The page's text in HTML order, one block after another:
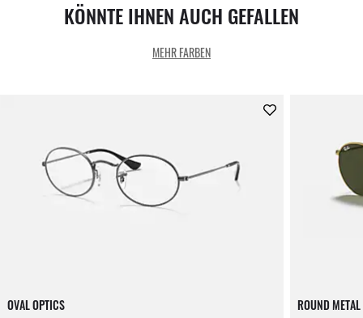
KÖNNTE IHNEN AUCH GEFALLEN
MEHR FARBEN
OVAL OPTICS ROUND METAL